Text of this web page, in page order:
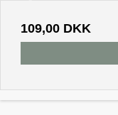
109,00 DKK